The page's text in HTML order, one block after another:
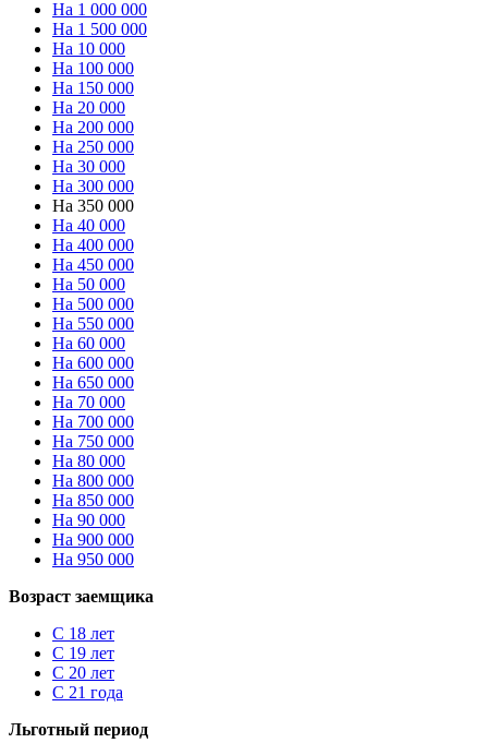
На 1 000 000
На 1 500 000
На 10 000
На 100 000
На 150 000
На 20 000
На 200 000
На 250 000
На 30 000
На 300 000
На 350 000
На 40 000
На 400 000
На 450 000
На 50 000
На 500 000
На 550 000
На 60 000
На 600 000
На 650 000
На 70 000
На 700 000
На 750 000
На 80 000
На 800 000
На 850 000
На 90 000
На 900 000
На 950 000
Возраст заемщика
С 18 лет
С 19 лет
С 20 лет
С 21 года
Льготный период